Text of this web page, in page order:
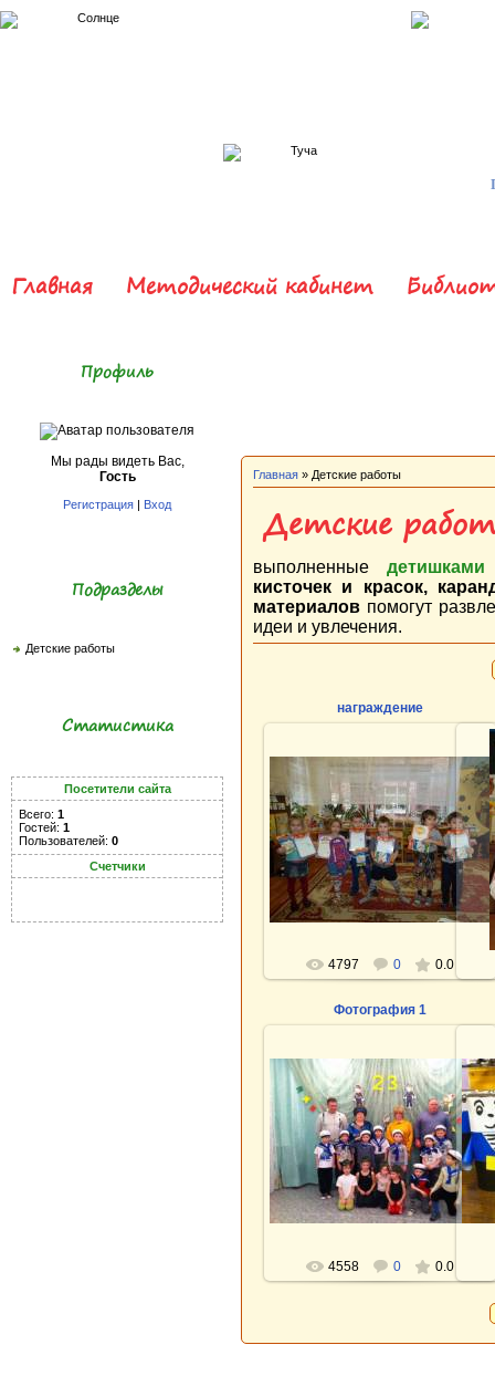
Главная Методический кабинет
Профиль
Мы рады видеть Вас,
Гость
Регистрация | Вход
Подразделы
Детские работы
Статистика
Посетители сайта
Всего: 1
Гостей: 1
Пользователей: 0
Счетчики
Главная » Детские работы
Детские
выполненные
кисточек и красок,
материалов помогут
идеи и увлечения.
награждение
награждение
Просмотры: 4797
Размеры: 2592x1944
1199.5Kb
4797 0 0.0
Фотография 1
Фотография 1
Просмотры: 4558
Размеры: 2592x1936
2294.2Kb
4558 0 0.0